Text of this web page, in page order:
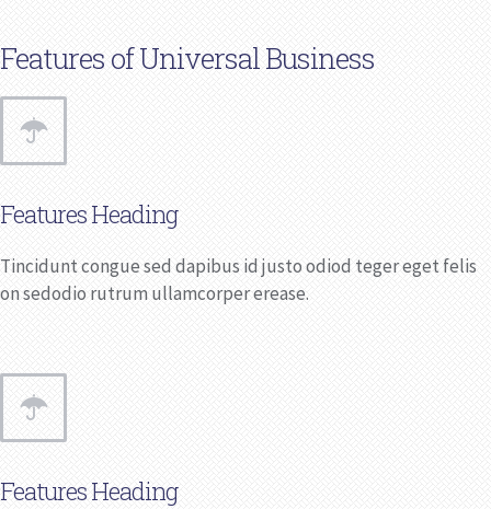
Features of Universal Business
Features Heading
Tincidunt congue sed dapibus id justo odiod teger eget felis
on sedodio rutrum ullamcorper erease.
Features Heading